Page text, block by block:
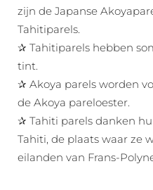
zijn de Japanse
Tahitiparels.
✰ Tahitiparels hebben
tint.
✰ Akoya parels worden
de Akoya pareloester.
✰ Tahiti parels danken
Tahiti, de plaats waar ze
eilanden van Frans-